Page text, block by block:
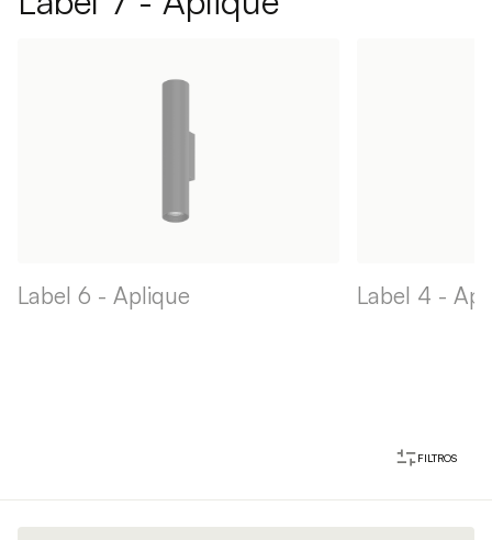
Label 6 - Aplique Label 4 -
FILTROS